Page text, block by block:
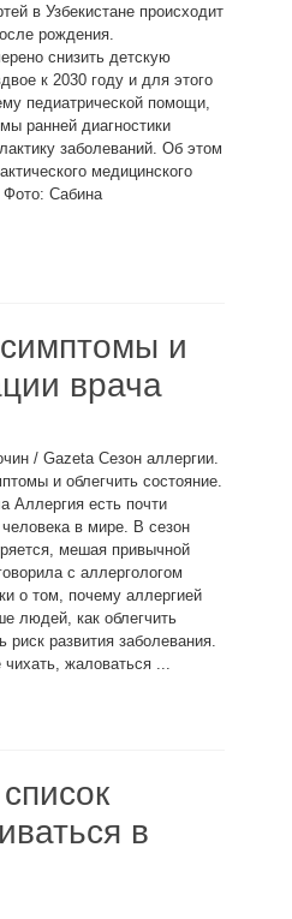
в Узбекистане происходит
рождения.
снизить детскую
к 2030 году и для этого
педиатрической помощи,
ранней диагностики
заболеваний. Об этом
медицинского
Сабина
и
врача
/ Gazeta Сезон аллергии.
и облегчить состояние.
Аллергия есть почти
человека в мире. В сезон
мешая привычной
с аллергологом
о том, почему аллергией
людей, как облегчить
риск развития заболевания.
жаловаться ...
в